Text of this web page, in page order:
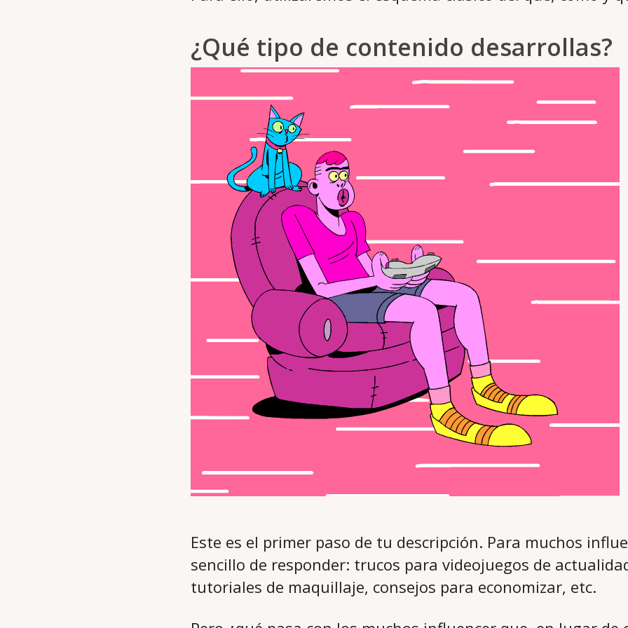
¿Qué tipo de contenido desarrollas?
Este es el primer paso de tu descripción. Para muchos
sencillo de responder: trucos para videojuegos de
tutoriales de maquillaje, consejos para economizar, etc.